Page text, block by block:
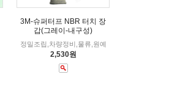
3M-슈퍼터프 NBR 터치 장
갑(그레이-내구성)
정밀조립,차량정비,물류,원예
2,530원